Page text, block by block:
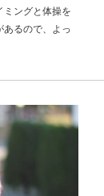
ミングと体操を
あるので、よっ